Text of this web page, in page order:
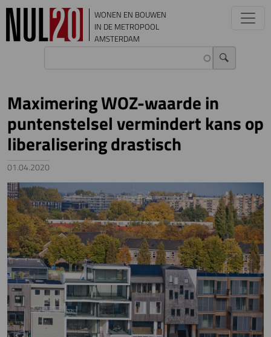
Overslaan en naar de inhoud gaan
WONEN EN BOUWEN
IN DE METROPOOL
AMSTERDAM
Maximering WOZ-waarde in
puntenstelsel vermindert kans op
liberalisering drastisch
01.04.2020
Image